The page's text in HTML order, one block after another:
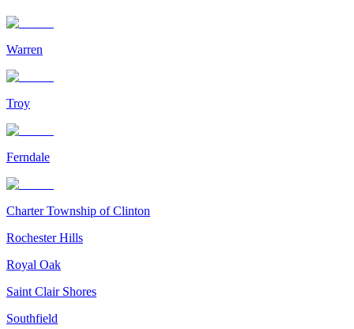
Warren
Troy
Ferndale
Charter Township of Clinton
Rochester Hills
Royal Oak
Saint Clair Shores
Southfield